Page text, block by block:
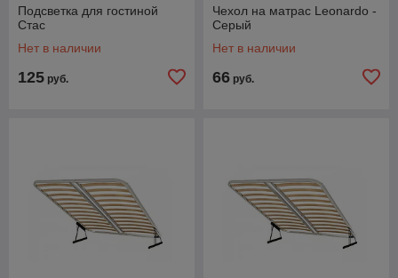
Подсветка для гостиной
Стас
Нет в наличии
125 руб.
Чехол на матрас Leonardo -
Серый
Нет в наличии
66 руб.